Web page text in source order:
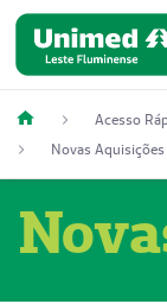
Acesso
Novas Aquisições